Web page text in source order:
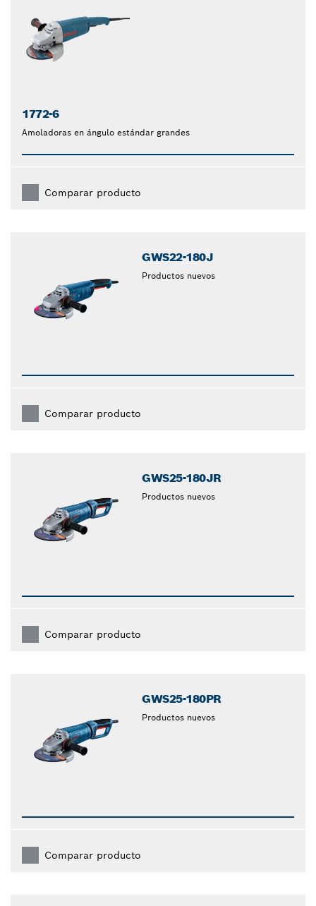
1772-6
Amoladoras en ángulo estándar grandes
Comparar producto
GWS22-180J
Productos nuevos
Comparar producto
GWS25-180JR
Productos nuevos
Comparar producto
GWS25-180PR
Productos nuevos
Comparar producto